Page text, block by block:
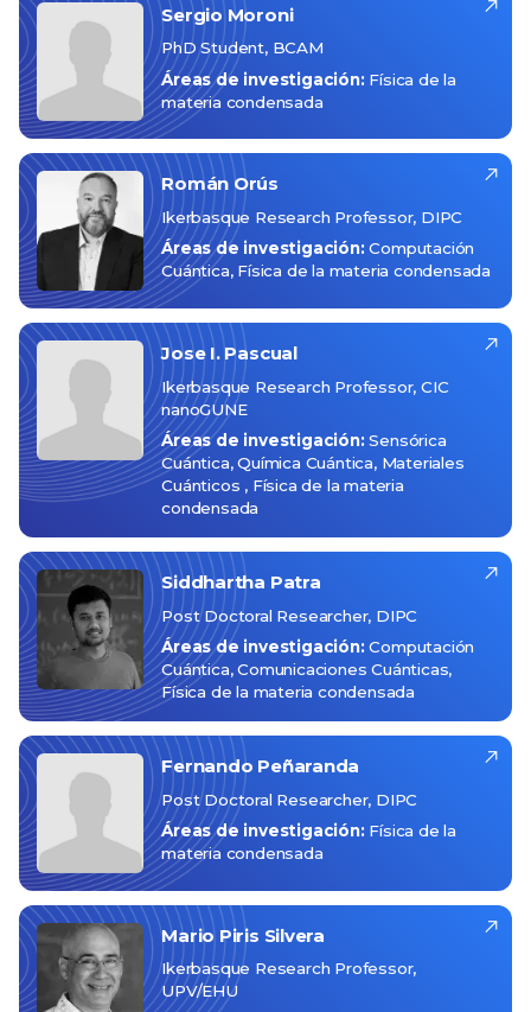
Sergio Moroni
PhD Student, BCAM
Áreas de investigación: Física de la
materia condensada
Román Orús
Ikerbasque Research Professor, DIPC
Áreas de investigación: Computación
Cuántica Física de la materia condensada
Jose I. Pascual
Ikerbasque Research Professor, CIC
nanoGUNE
Áreas de investigación: Sensórica
Cuántica Química Cuántica Materiales
Cuánticos
Física de la materia
condensada
Siddhartha Patra
Post Doctoral Researcher, DIPC
Áreas de investigación: Computación
Cuántica Comunicaciones Cuánticas
Física de la materia condensada
Fernando Peñaranda
Post Doctoral Researcher, DIPC
Áreas de investigación: Física de la
materia condensada
Mario Piris Silvera
Ikerbasque Research Professor,
UPV/EHU